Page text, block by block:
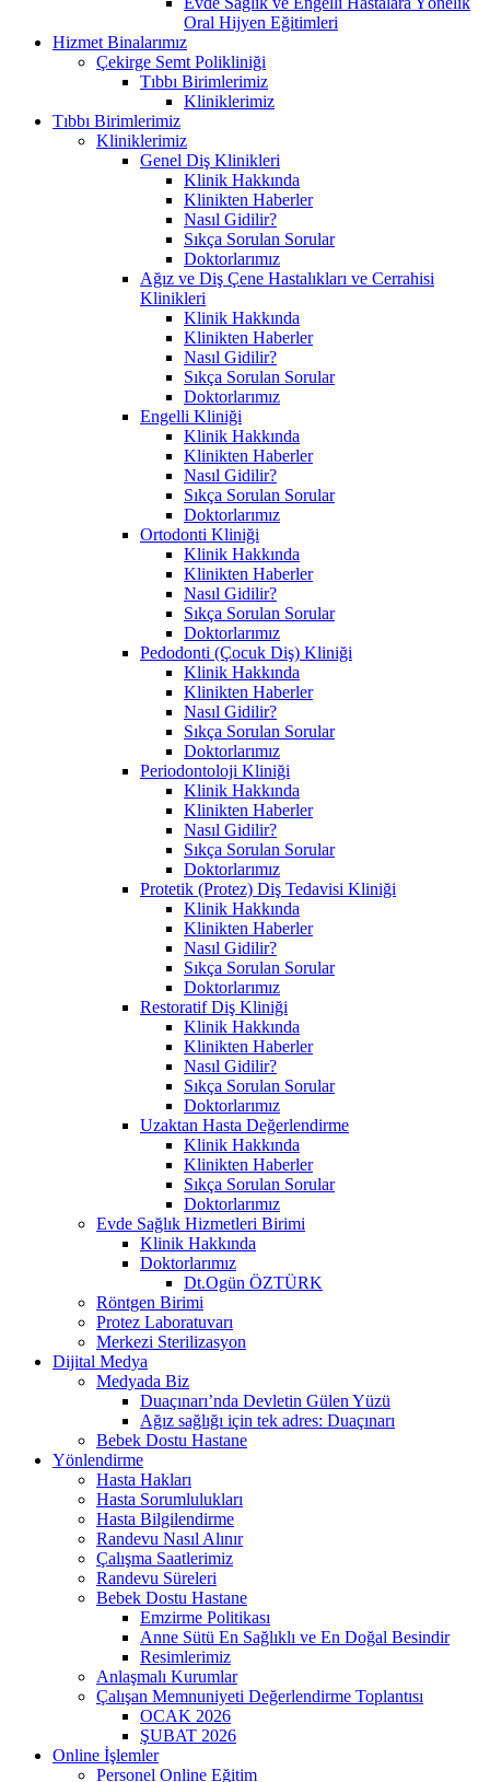
Oral Hijyen Eğitimleri
Hizmet Binalarımız
Çekirge Semt Polikliniği
Tıbbı Birimlerimiz
Kliniklerimiz
Tıbbı Birimlerimiz
Kliniklerimiz
Genel Diş Klinikleri
Klinik Hakkında
Klinikten Haberler
Nasıl Gidilir?
Sıkça Sorulan Sorular
Doktorlarımız
Ağız ve Diş Çene Hastalıkları ve Cerrahisi
Klinikleri
Klinik Hakkında
Klinikten Haberler
Nasıl Gidilir?
Sıkça Sorulan Sorular
Doktorlarımız
Engelli Kliniği
Klinik Hakkında
Klinikten Haberler
Nasıl Gidilir?
Sıkça Sorulan Sorular
Doktorlarımız
Ortodonti Kliniği
Klinik Hakkında
Klinikten Haberler
Nasıl Gidilir?
Sıkça Sorulan Sorular
Doktorlarımız
Pedodonti (Çocuk Diş) Kliniği
Klinik Hakkında
Klinikten Haberler
Nasıl Gidilir?
Sıkça Sorulan Sorular
Doktorlarımız
Periodontoloji Kliniği
Klinik Hakkında
Klinikten Haberler
Nasıl Gidilir?
Sıkça Sorulan Sorular
Doktorlarımız
Protetik (Protez) Diş Tedavisi Kliniği
Klinik Hakkında
Klinikten Haberler
Nasıl Gidilir?
Sıkça Sorulan Sorular
Doktorlarımız
Restoratif Diş Kliniği
Klinik Hakkında
Klinikten Haberler
Nasıl Gidilir?
Sıkça Sorulan Sorular
Doktorlarımız
Uzaktan Hasta Değerlendirme
Klinik Hakkında
Klinikten Haberler
Sıkça Sorulan Sorular
Doktorlarımız
Evde Sağlık Hizmetleri Birimi
Klinik Hakkında
Doktorlarımız
Dt.Ogün ÖZTÜRK
Röntgen Birimi
Protez Laboratuvarı
Merkezi Sterilizasyon
Dijital Medya
Medyada Biz
Duaçınarı’nda Devletin Gülen Yüzü
Ağız sağlığı için tek adres: Duaçınarı
Bebek Dostu Hastane
Yönlendirme
Hasta Hakları
Hasta Sorumlulukları
Hasta Bilgilendirme
Randevu Nasıl Alınır
Çalışma Saatlerimiz
Randevu Süreleri
Bebek Dostu Hastane
Emzirme Politikası
Anne Sütü En Sağlıklı ve En Doğal Besindir
Resimlerimiz
Anlaşmalı Kurumlar
Çalışan Memnuniyeti Değerlendirme Toplantısı
OCAK 2026
ŞUBAT 2026
Online İşlemler
Personel Online Eğitim